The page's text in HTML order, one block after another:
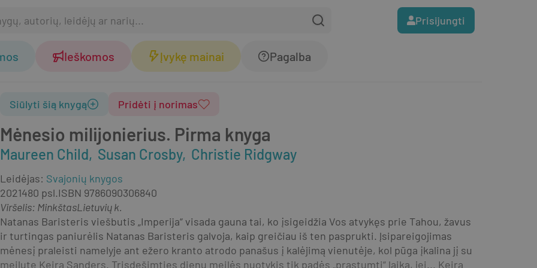
Prisijungti
Ieškomos Įvykę mainai Pagalba
Mėnesio milijonierius. Pirma knyga
Maureen Child Susan Crosby Christie Ridgway
Siūlyti šią knygą Pridėti į norimas
Leidėjas: Svajonių knygos
2021480 psl.ISBN 9786090306840
Viršelis: MinkštasLietuvių k.
Natanas Baristeris viešbutis „Imperija“ visada gauna tai, ko įsigeidžia Vos atvykęs prie Tahou, žavus
ir turtingas paniurėlis Natanas Baristeris galvoja, kaip greičiau iš ten pasprukti. Įsipareigojimas
mėnesį praleisti namelyje ant ežero kranto atrodo panašus į kalėjimą vienutėje, kol pūga įkalina jį su
meilute Keira Sanders. Trisdešimties dienų meilės nuotykis tik padės „prastumti“ laiką, jei... Keira